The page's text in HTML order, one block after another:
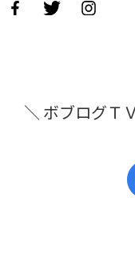
＼ ボブログＴ